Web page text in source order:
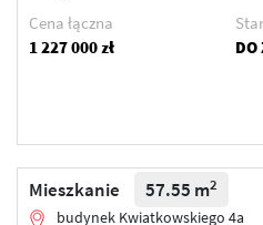
Cena łączna
1 227 000 zł
DO
Mieszkanie 57.55 m2
budynek Kwiatkowskiego 4a